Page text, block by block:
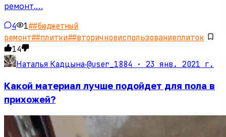
ремонт.…
4 1##бюджетный
ремонт##плитки##вторичноеиспользованиеплиток
14
Наталья Кадцына·@user_1884 · 23 янв. 2021 г.
Какой материал лучше подойдет для пола в
прихожей?